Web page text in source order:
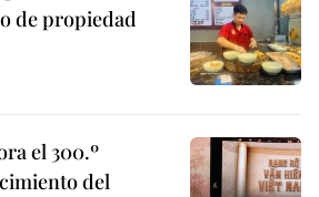
de propiedad
el 300.º
del